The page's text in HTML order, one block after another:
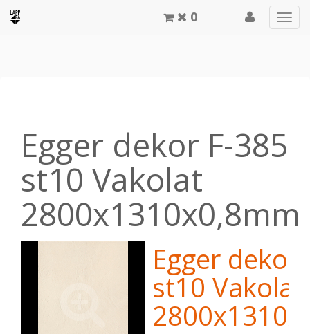
0
Egger dekor F-385
st10 Vakolat
2800x1310x0,8mm
Egger dekor
st10 Vakolat